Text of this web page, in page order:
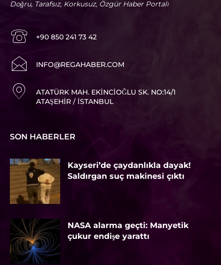
Doğru, Tarafsız, Korkusuz, Özgür Haber Portalı
+90 850 241 73 42
INFO@REGAHABER.COM
ATATÜRK MAH. EKINCIOĞLU SK. NO:14/1
ATAŞEHIR / İSTANBUL
SON HABERLER
Kayseri’de çaydanlıkla dayak!
Saldırgan suç makinesi çıktı
NASA alarma geçti: Manyetik
çukur endişe yarattı